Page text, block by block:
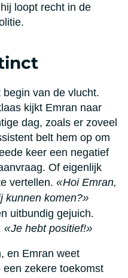
loopt recht in de
van de vlucht.
kijkt Emran naar
dag, zoals er zoveel
belt hem op om
keer een negatief
Of eigenlijk
vertellen. «Hoi Emran,
kunnen komen?»
uitbundig gejuich.
«Je hebt positief!»
en Emran weet
zekere toekomst